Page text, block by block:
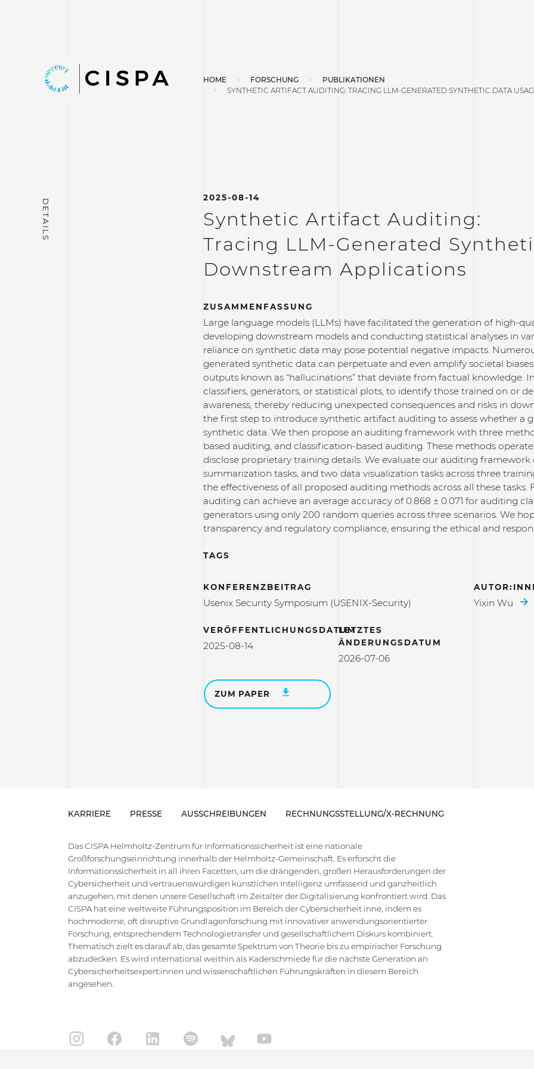
HOME FORSCHUNG
PUBLIKATIONEN
SYNTHETIC ARTIFACT AUDITING: TRACING LLM-GENERATED SYNTHETIC DATA
2025-08-14
Synthetic Artifact Auditing:
Tracing LLM-Generated
Downstream Applications
ZUSAMMENFASSUNG
Large language models (LLMs) have facilitated the generation of high-
developing downstream models and conducting statistical analyses in
reliance on synthetic data may pose potential negative impacts.
generated synthetic data can perpetuate and even amplify societal
outputs known as “hallucinations” that deviate from factual knowledge.
classifiers, generators, or statistical plots, to identify those trained on or
awareness, thereby reducing unexpected consequences and risks in
the first step to introduce synthetic artifact auditing to assess whether a
synthetic data. We then propose an auditing framework with three
based auditing, and classification-based auditing. These methods
disclose proprietary training details. We evaluate our auditing
summarization tasks, and two data visualization tasks across three
the effectiveness of all proposed auditing methods across all these
auditing can achieve an average accuracy of 0.868 ± 0.071 for auditing
generators using only 200 random queries across three scenarios. We
transparency and regulatory compliance, ensuring the ethical and
TAGS
KONFERENZBEITRAG
Usenix Security Symposium (USENIX-Security)
VERÖFFENTLICHUNGSDATUM
2025-08-14
LETZTES
ÄNDERUNGSDATUM
2026-07-06
Yixin Wu
ZUM PAPER
KARRIERE PRESSE AUSSCHREIBUNGEN RECHNUNGSSTELLUNG/X-RECHNUNG
Das CISPA Helmholtz-Zentrum für Informationssicherheit ist eine nationale
Großforschungseinrichtung innerhalb der Helmholtz-Gemeinschaft. Es erforscht die
Informationssicherheit in all ihren Facetten, um die drängenden, großen Herausforderungen der
Cybersicherheit und vertrauenswürdigen künstlichen Intelligenz umfassend und ganzheitlich
anzugehen, mit denen unsere Gesellschaft im Zeitalter der Digitalisierung konfrontiert wird. Das
CISPA hat eine weltweite Führungsposition im Bereich der Cybersicherheit inne, indem es
hochmoderne, oft disruptive Grundlagenforschung mit innovativer anwendungsorientierter
Forschung, entsprechendem Technologietransfer und gesellschaftlichem Diskurs kombiniert.
Thematisch zielt es darauf ab, das gesamte Spektrum von Theorie bis zu empirischer Forschung
abzudecken. Es wird international weithin als Kaderschmiede für die nächste Generation an
Cybersicherheitsexpert:innen und wissenschaftlichen Führungskräften in diesem Bereich
angesehen.